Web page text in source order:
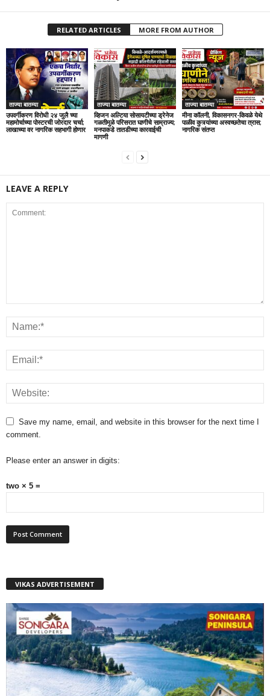
RELATED ARTICLES MORE FROM AUTHOR
ताज्या बातम्या
उपवर्गीकरण विरोधी २४ जुलै च्या
महामोर्चाच्या पोस्टरची जोरदार चर्चा;
लाखाच्या वर नागरिक सहभागी होणार
ताज्या बातम्या
व्हिजन अल्टिया सोसायटीच्या ड्रेनेज
गळतीमुळे परिसरात घाणीचे साम्राज्य;
मनपाकडे तातडीच्या कारवाईची
मागणी
ताज्या बातम्या
मीना कॉलनी, विकासनगर-किवळे येथे
पाळीव कुत्र्यांच्या अस्वच्छतेचा त्रास;
नागरिक संतप्त
LEAVE A REPLY
Save my name, email, and website in this browser for the next time I
comment.
Please enter an answer in digits:
two × 5 =
VIKAS ADVERTISEMENT